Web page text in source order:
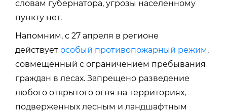
словам губернатора, угрозы населенному
пункту нет.
Напомним, с 27 апреля в регионе
действует особый противопожарный режим,
совмещенный с ограничением пребывания
граждан в лесах. Запрещено разведение
любого открытого огня на территориях,
подверженных лесным и ландшафтным